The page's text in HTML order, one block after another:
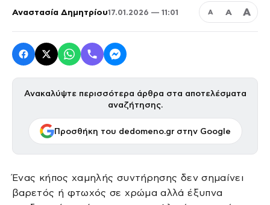
Αναστασία Δημητρίου17.01.2026 — 11:01 Α Α Α
Ανακαλύψτε περισσότερα άρθρα στα αποτελέσματα
αναζήτησης.
Προσθήκη του dedomeno.gr στην Google
Ένας κήπος χαμηλής συντήρησης δεν σημαίνει
βαρετός ή φτωχός σε χρώμα αλλά έξυπνα